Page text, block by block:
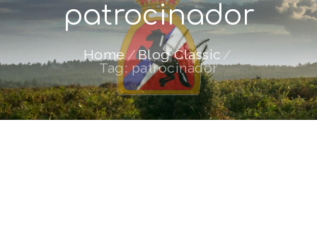
patrocinador
Home
Blog Classic
Tag: patrocinador